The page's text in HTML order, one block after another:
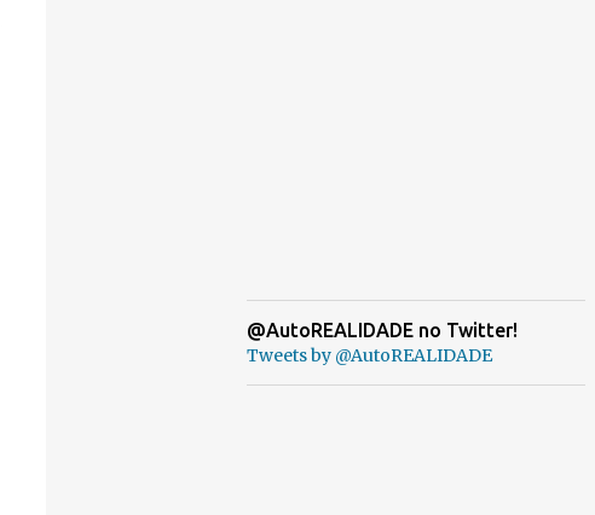
@AutoREALIDADE no Twitter!
Tweets by @AutoREALIDADE